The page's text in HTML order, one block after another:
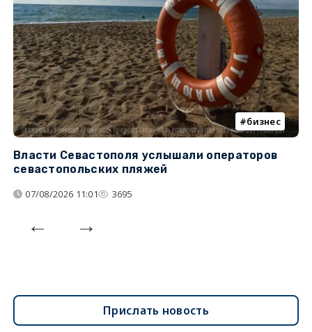
бизнес
Власти Севастополя услышали операторов
севастопольских пляжей
07/08/2026 11:01 3695
Прислать новость